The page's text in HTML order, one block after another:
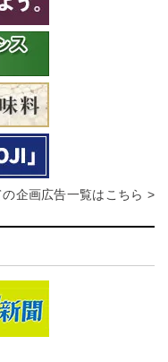
の企画広告一覧はこちら >